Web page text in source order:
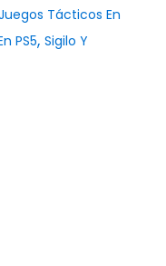
Tácticos En
PS5, Sigilo Y